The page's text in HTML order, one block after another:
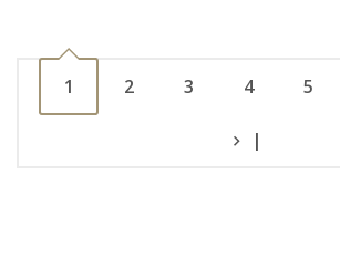
1 2 3 4 5
|